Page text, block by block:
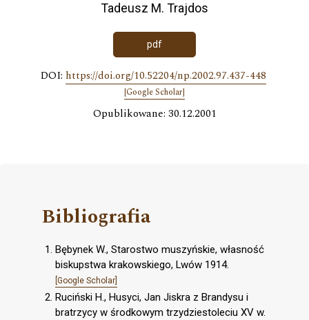
Tadeusz M. Trajdos
pdf
DOI: https://doi.org/10.52204/np.2002.97.437-448
[Google Scholar]
Opublikowane: 30.12.2001
Bibliografia
Bębynek W., Starostwo muszyńskie, własność
biskupstwa krakowskiego, Lwów 1914.
[Google Scholar]
Ruciński H., Husyci, Jan Jiskra z Brandysu i
bratrzycy w środkowym trzydziestoleciu XV w.